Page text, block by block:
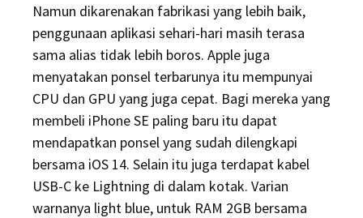
Namun dikarenakan fabrikasi yang lebih baik,
penggunaan aplikasi sehari-hari masih terasa
sama alias tidak lebih boros. Apple juga
menyatakan ponsel terbarunya itu mempunyai
CPU dan GPU yang juga cepat. Bagi mereka yang
membeli iPhone SE paling baru itu dapat
mendapatkan ponsel yang sudah dilengkapi
bersama iOS 14. Selain itu juga terdapat kabel
USB-C ke Lightning di dalam kotak. Varian
warnanya light blue, untuk RAM 2GB bersama